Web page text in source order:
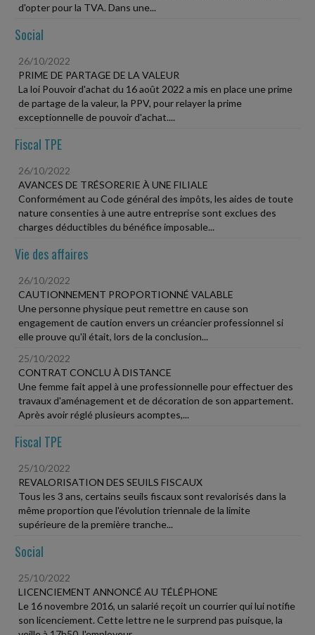
d'opter pour la TVA. Dans une...
Social
26/10/2022
PRIME DE PARTAGE DE LA VALEUR
La loi Pouvoir d'achat du 16 août 2022 a mis en place une prime
de partage de la valeur, la PPV, pour relayer la prime
exceptionnelle de pouvoir d'achat....
Fiscal TPE
26/10/2022
AVANCES DE TRÉSORERIE À UNE FILIALE
Conformément au Code général des impôts, les aides de toute
nature consenties à une autre entreprise sont exclues des
charges déductibles du bénéfice imposable...
Vie des affaires
26/10/2022
CAUTIONNEMENT PROPORTIONNÉ VALABLE
Une personne physique peut remettre en cause son
engagement de caution envers un créancier professionnel si
elle prouve qu'il était, lors de la conclusion...
25/10/2022
CONTRAT CONCLU À DISTANCE
Une femme fait appel à une professionnelle pour effectuer des
travaux d'aménagement et de décoration de son appartement.
Après avoir réglé plusieurs acomptes,...
Fiscal TPE
25/10/2022
REVALORISATION DES SEUILS FISCAUX
Tous les 3 ans, certains seuils fiscaux sont revalorisés dans la
même proportion que l'évolution triennale de la limite
supérieure de la première tranche...
Social
25/10/2022
LICENCIEMENT ANNONCÉ AU TÉLÉPHONE
Le 16 novembre 2016, un salarié reçoit un courrier qui lui notifie
son licenciement. Cette lettre ne le surprend pas puisque, la